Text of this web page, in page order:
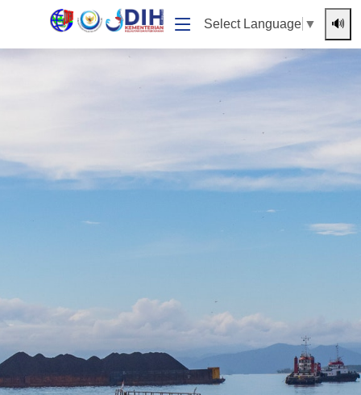
Select Language ▼ 🔊